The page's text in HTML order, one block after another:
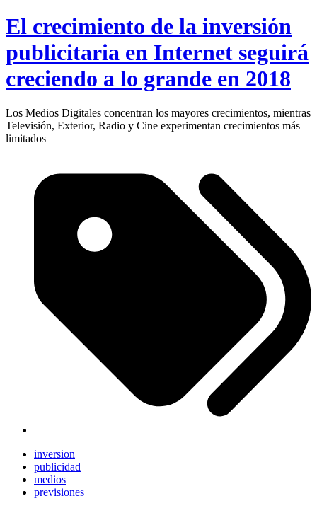
El crecimiento de la inversión
publicitaria en Internet seguirá
creciendo a lo grande en 2018
Los Medios Digitales concentran los mayores crecimientos, mientras
Televisión, Exterior, Radio y Cine experimentan crecimientos más
limitados
inversion
publicidad
medios
previsiones